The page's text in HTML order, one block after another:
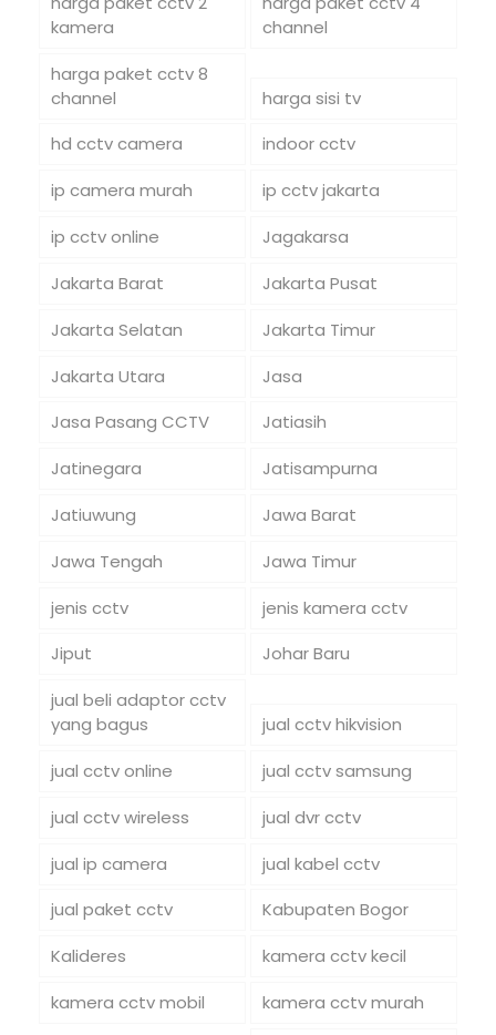
kamera
channel
harga paket cctv 8
channel
harga sisi tv
hd cctv camera
indoor cctv
ip camera murah
ip cctv jakarta
ip cctv online
Jagakarsa
Jakarta Barat
Jakarta Pusat
Jakarta Selatan
Jakarta Timur
Jakarta Utara
Jasa
Jasa Pasang CCTV
Jatiasih
Jatinegara
Jatisampurna
Jatiuwung
Jawa Barat
Jawa Tengah
Jawa Timur
jenis cctv
jenis kamera cctv
Jiput
Johar Baru
jual beli adaptor cctv
yang bagus
jual cctv hikvision
jual cctv online
jual cctv samsung
jual cctv wireless
jual dvr cctv
jual ip camera
jual kabel cctv
jual paket cctv
Kabupaten Bogor
Kalideres
kamera cctv kecil
kamera cctv mobil
kamera cctv murah